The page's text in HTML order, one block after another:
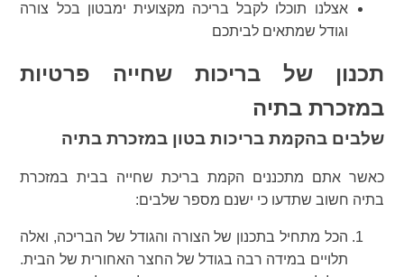
אצלנו תוכלו לקבל בריכה מקצועית ימבטון בכל צורה
וגודל שמתאים לביתכם
תכנון של בריכות שחייה פרטיות
במזכרת בתיה
שלבים בהקמת בריכות בטון במזכרת בתיה
כאשר אתם מתכננים הקמת בריכת שחייה בבית במזכרת
בתיה חשוב שתדעו כי ישנם מספר שלבים:
הכל מתחיל בתכנון של הצורה והגודל של הבריכה, ואלה
תלויים במידה רבה בגודל של החצר האחורית של הבית.